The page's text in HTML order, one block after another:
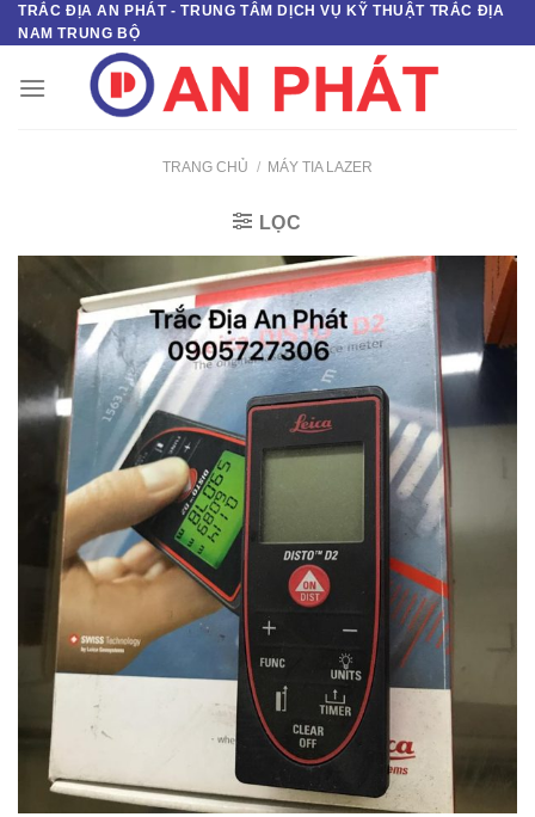
Skip
to
TRẮC ĐỊA AN PHÁT - TRUNG TÂM DỊCH VỤ KỸ THUẬT TRẮC ĐỊA
NAM TRUNG BỘ
TRANG CHỦ / MÁY TIA LAZER
LỌC